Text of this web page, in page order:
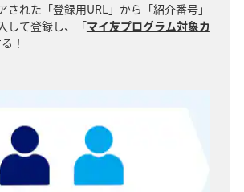
された「登録用URL」から「紹介番号」
して登録し、「マイ友プログラム対象カ
！